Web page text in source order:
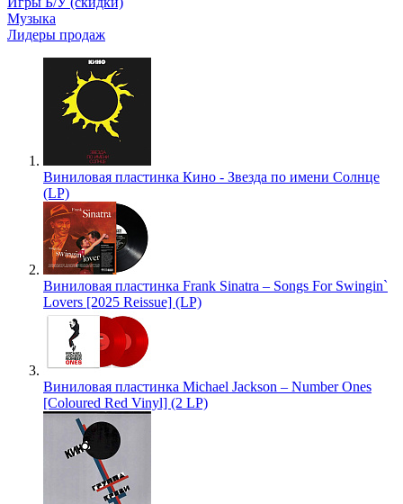
Музыка
Лидеры продаж
Виниловая пластинка Кино - Звезда по имени Солнце
(LP)
Виниловая пластинка Frank Sinatra – Songs For Swingin`
Lovers [2025 Reissue] (LP)
Виниловая пластинка Michael Jackson – Number Ones
[Coloured Red Vinyl] (2 LP)